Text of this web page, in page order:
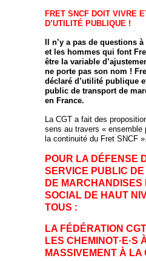
FRET SNCF DOIT VIVRE
D’UTILITÉ PUBLIQUE !
Il n’y a pas de questions
et les hommes qui font
être la variable
ne porte pas son nom !
déclaré d’utilité publique
public de transport de
en France.
La CGT a fait des
sens au travers « ensemble
la continuité du Fret SNCF ».
POUR LA DÉFENSE
SERVICE PUBLIC
DE MARCHANDISES
SOCIAL DE HAUT
TOUS :
LA FÉDÉRATION
LES CHEMINOT·E·S
MASSIVEMENT À LA